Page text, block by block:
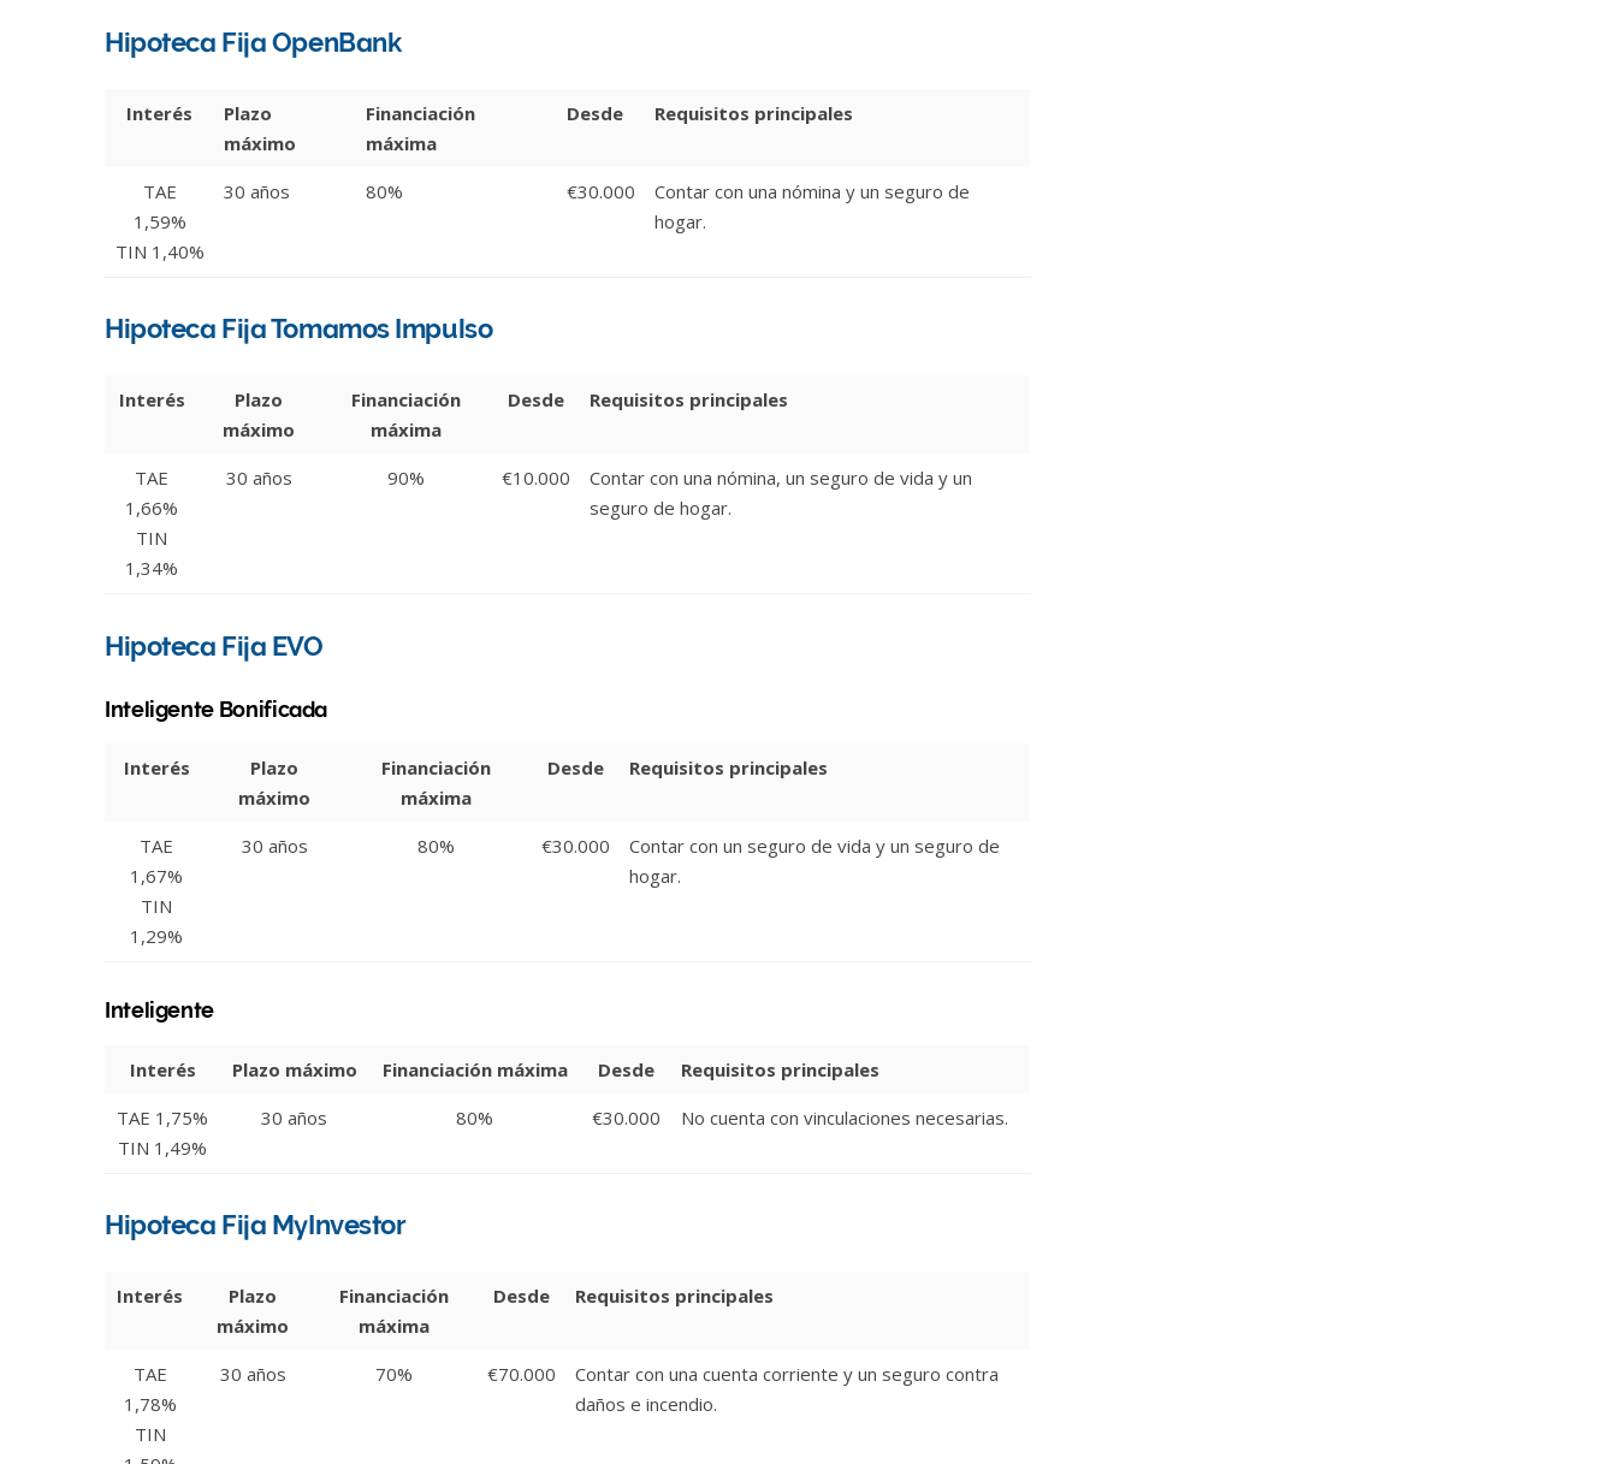
Hipoteca Fija OpenBank
Interés
Plazo
máximo
Financiación
máxima
Desde Requisitos principales
TAE
1,59%
TIN 1,40%
30 años 80% €30.000
Contar con una nómina y un seguro de
hogar.
Hipoteca Fija Tomamos Impulso
Interés
Plazo
máximo
Financiación
máxima
Desde Requisitos principales
TAE
1,66%
TIN
1,34%
30 años 90% €10.000
Contar con una nómina, un seguro de vida y un
seguro de hogar.
Hipoteca Fija EVO
Inteligente Bonificada
Interés
Plazo
máximo
Financiación
máxima
Desde Requisitos principales
TAE
1,67%
TIN
1,29%
30 años 80% €30.000
Contar con un seguro de vida y un seguro de
hogar.
Inteligente
Interés Plazo máximo Financiación máxima Desde
Requisitos principales
TAE 1,75%
TIN 1,49%
30 años 80% €30.000 No cuenta con vinculaciones necesarias.
Hipoteca Fija MyInvestor
Interés
Plazo
máximo
Financiación
máxima
Desde Requisitos principales
TAE
1,78%
TIN
30 años 70% €70.000
Contar con una cuenta corriente y un seguro contra
daños e incendio.